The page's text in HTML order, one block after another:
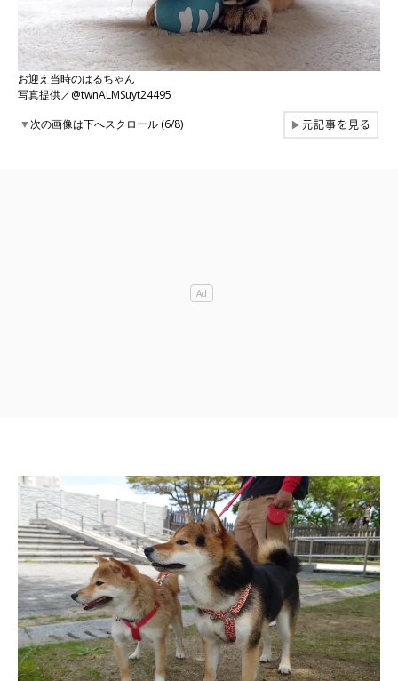
お迎え当時のはるちゃん
写真提供／@twnALMSuyt24495
▼次の画像は下へスクロール (6/8) ▶元記事を見る